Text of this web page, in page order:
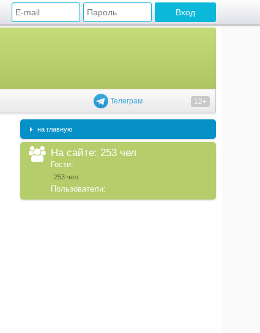
Телеграм 12+
на главную
На сайте: 253 чел
Гости:
253 чел.
Пользователи: